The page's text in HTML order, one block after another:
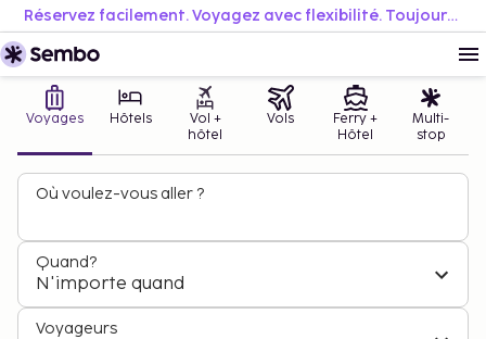
Réservez facilement. Voyagez avec flexibilité. Toujours au meilleur prix.
Voyages Hôtels
Vol +
hôtel
Vols
Ferry +
Hôtel
Multi-
stop
Où voulez-vous aller ?
Quand?
N'importe quand
Voyageurs